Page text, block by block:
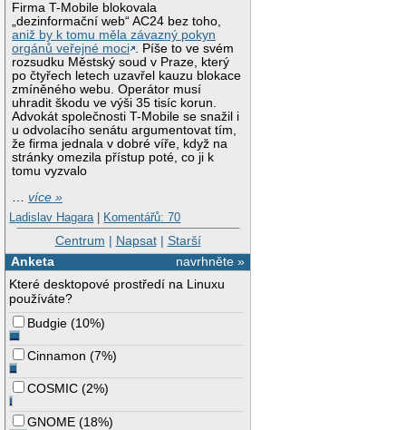
Firma T-Mobile blokovala
„dezinformační web“ AC24 bez toho,
aniž by k tomu měla závazný pokyn
orgánů veřejné moci . Píše to ve svém
rozsudku Městský soud v Praze, který
po čtyřech letech uzavřel kauzu blokace
zmíněného webu. Operátor musí
uhradit škodu ve výši 35 tisíc korun.
Advokát společnosti T-Mobile se snažil i
u odvolacího senátu argumentovat tím,
že firma jednala v dobré víře, když na
stránky omezila přístup poté, co ji k
tomu vyzvalo
…více »
Ladislav Hagara | Komentářů: 70
Centrum | Napsat| Starší
navrhněte »
Anketa
Které desktopové prostředí na Linuxu
používáte?
Budgie (10%)
Cinnamon (7%)
COSMIC (2%)
GNOME (18%)